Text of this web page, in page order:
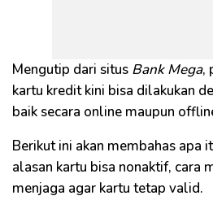
Mengutip dari situs Bank Mega,
kartu kredit kini bisa dilakukan
baik secara online maupun
Berikut ini akan membahas apa
alasan kartu bisa nonaktif, cara
menjaga agar kartu tetap valid.